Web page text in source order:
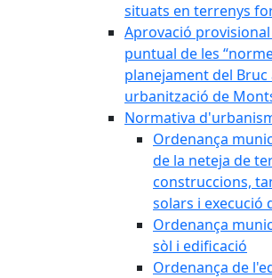
situats en terrenys
Aprovació
puntual de les
planejament del Bruc
urbanització de
Normativa
Ordenança
de la neteja de
construccions,
solars i execució
Ordenança
sòl i edificació
Ordenança de